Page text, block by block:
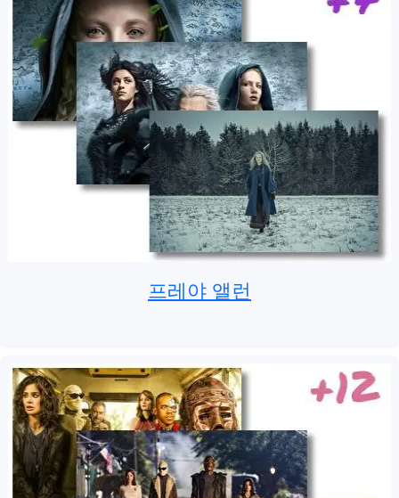
프레야 앨런